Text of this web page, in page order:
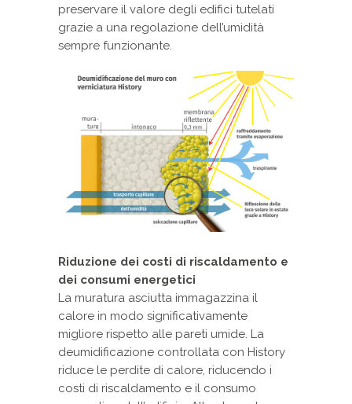
preservare il valore degli edifici tutelati
grazie a una regolazione dell’umidità
sempre funzionante.
Riduzione dei costi di riscaldamento e
dei consumi energetici
La muratura asciutta immagazzina il
calore in modo significativamente
migliore rispetto alle pareti umide. La
deumidificazione controllata con History
riduce le perdite di calore, riducendo i
costi di riscaldamento e il consumo